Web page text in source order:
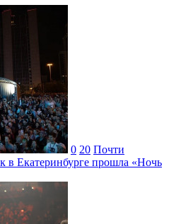
0 20 Почти
в Екатеринбурге прошла «Ночь